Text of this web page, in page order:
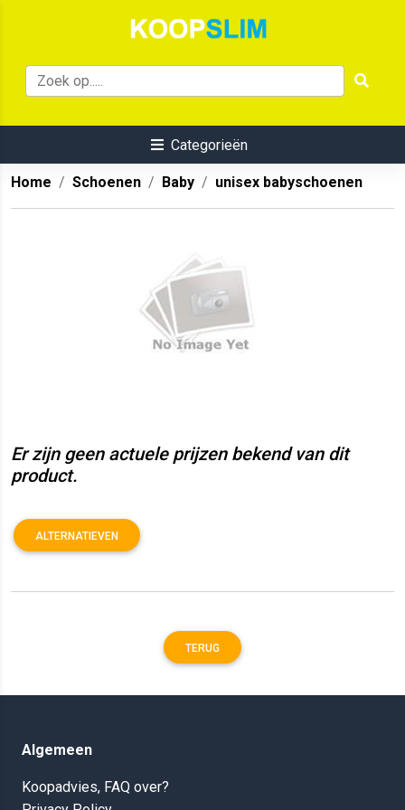
Categorieën
Home Schoenen Baby unisex babyschoenen
Er zijn geen actuele prijzen bekend van dit
product.
ALTERNATIEVEN
TERUG
Algemeen
Koopadvies, FAQ over?